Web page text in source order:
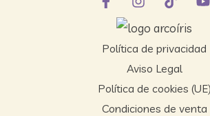
Política de privacidad
Aviso Legal
Política de cookies (UE)
Condiciones de venta